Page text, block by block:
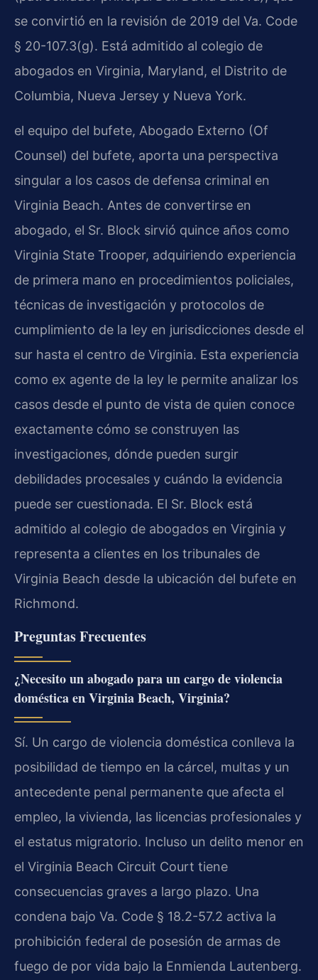
se convirtió en la revisión de 2019 del Va. Code
§ 20-107.3(g). Está admitido al colegio de
abogados en Virginia, Maryland, el Distrito de
Columbia, Nueva Jersey y Nueva York.
el equipo del bufete, Abogado Externo (Of
Counsel) del bufete, aporta una perspectiva
singular a los casos de defensa criminal en
Virginia Beach. Antes de convertirse en
abogado, el Sr. Block sirvió quince años como
Virginia State Trooper, adquiriendo experiencia
de primera mano en procedimientos policiales,
técnicas de investigación y protocolos de
cumplimiento de la ley en jurisdicciones desde el
sur hasta el centro de Virginia. Esta experiencia
como ex agente de la ley le permite analizar los
casos desde el punto de vista de quien conoce
exactamente cómo se construyen las
investigaciones, dónde pueden surgir
debilidades procesales y cuándo la evidencia
puede ser cuestionada. El Sr. Block está
admitido al colegio de abogados en Virginia y
representa a clientes en los tribunales de
Virginia Beach desde la ubicación del bufete en
Richmond.
Preguntas Frecuentes
¿Necesito un abogado para un cargo de violencia
doméstica en Virginia Beach, Virginia?
Sí. Un cargo de violencia doméstica conlleva la
posibilidad de tiempo en la cárcel, multas y un
antecedente penal permanente que afecta el
empleo, la vivienda, las licencias profesionales y
el estatus migratorio. Incluso un delito menor en
el Virginia Beach Circuit Court tiene
consecuencias graves a largo plazo. Una
condena bajo Va. Code § 18.2-57.2 activa la
prohibición federal de posesión de armas de
fuego de por vida bajo la Enmienda Lautenberg.